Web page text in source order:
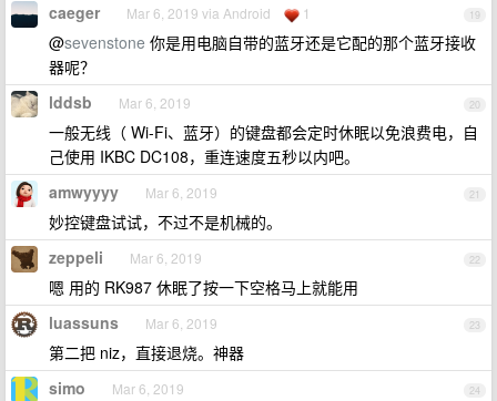
19
caeger Mar 6, 2019 via Android 1
@sevenstone 你是用电脑自带的蓝牙还是它配的那个蓝牙接收
器呢？
20
lddsb Mar 6, 2019
一般无线（ Wi-Fi、蓝牙）的键盘都会定时休眠以免浪费电，自
己使用 IKBC DC108，重连速度五秒以内吧。
21
amwyyyy Mar 6, 2019
妙控键盘试试，不过不是机械的。
22
zeppeli Mar 6, 2019
嗯 用的 RK987 休眠了按一下空格马上就能用
23
luassuns Mar 6, 2019
第二把 niz，直接退烧。神器
24
simo Mar 6, 2019